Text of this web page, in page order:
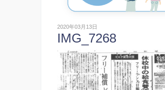
2020年03月13日
IMG_7268